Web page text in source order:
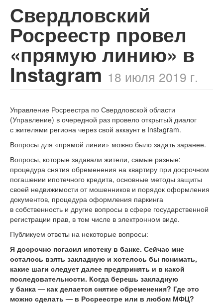
Свердловский
Росреестр провел
«прямую линию» в
Instаgram 18 июля 2019 г.
Управление Росреестра по Свердловской области
(Управление) в очередной раз провело открытый диалог
с жителями региона через свой аккаунт в Instаgram.
Вопросы для «прямой линии» можно было задать заранее.
Вопросы, которые задавали жители, самые разные:
процедура снятия обременения на квартиру при досрочном
погашении ипотечного кредита, основные методы защиты
своей недвижимости от мошенников и порядок оформления
документов, процедура оформления паркинга
в собственность и другие вопросы в сфере государственной
регистрации прав, в том числе в электронном виде.
Публикуем ответы на некоторые вопросы:
Я досрочно погасил ипотеку в банке. Сейчас мне
осталось взять закладную и хотелось бы понимать,
какие шаги следует далее предпринять и в какой
последовательности. Когда берешь закладную
у банка — как делается снятие обременения? Где это
можно сделать — в Росреестре или в любом МФЦ?